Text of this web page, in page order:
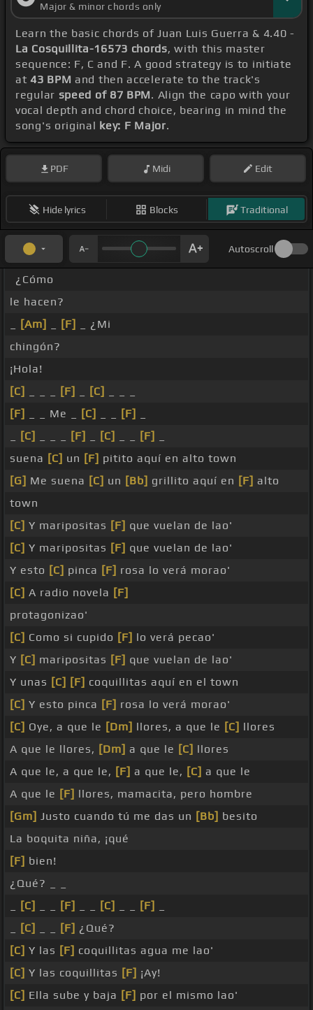
Major & minor chords only
Learn the basic chords of Juan Luis Guerra & 4.40 -
La Cosquillita-16573 chords, with this master
sequence: F, C and F. A good strategy is to initiate
at43 BPM and then accelerate to the track's
regular speed of 87 BPM. Align the capo with your
vocal depth and chord choice, bearing in mind the
song's original key: F Major.
PDF Midi Edit
Hide lyrics Blocks Traditional
Autoscroll
¿Cómo
le hacen?
[Am] [F]
_ ¿Mi
chingón?
¡Hola!
[C]
[F] [C]
[F]
_ _ Me _ [C] [F]
[C] [F] [C] [F]
suena [C] un [F] pitito aquí en alto town
[G] Me suena [C] un [Bb] grillito aquí en [F] alto
town
[C] Y maripositas [F] que vuelan de lao'
[C] Y maripositas [F] que vuelan de lao'
Y esto [C] pinca [F] rosa lo verá morao'
[C] A radio novela [F]
protagonizao'
[C] Como si cupido [F] lo verá pecao'
Y [C] maripositas [F] que vuelan de lao'
Y unas [C] [F] coquillitas aquí en el town
[C] Y esto pinca [F] rosa lo verá morao'
[C] Oye, a que le [Dm] llores, a que le [C] llores
A que le llores, [Dm] a que le [C] llores
A que le, a que le, [F] a que le, [C] a que le
A que le [F] llores, mamacita, pero hombre
[Gm] Justo cuando tú me das un [Bb] besito
La boquita niña, ¡qué
[F] bien!
¿Qué? _ _
[C] [F] [C] [F]
[C] [F] ¿Qué?
[C] Y las [F] coquillitas agua me lao'
[C] Y las coquillitas [F] ¡Ay!
[C] Ella sube y baja [F] por el mismo lao'